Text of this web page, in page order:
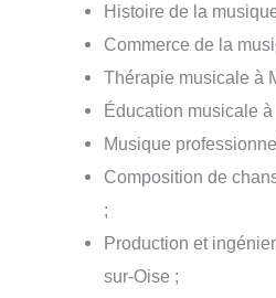
Histoire de la
Commerce de la
Thérapie musicale à
Éducation musicale
Musique
Composition de
;
Production et
sur-Oise ;